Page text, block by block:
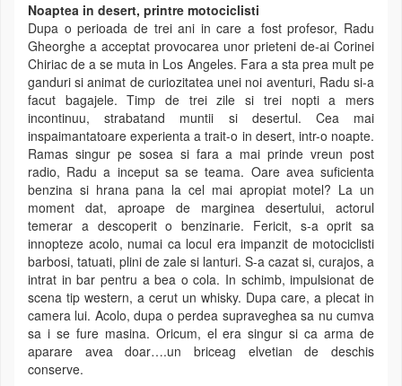
Noaptea in desert, printre motociclisti
Dupa o perioada de trei ani in care a fost profesor, Radu
Gheorghe a acceptat provocarea unor prieteni de-ai Corinei
Chiriac de a se muta in Los Angeles. Fara a sta prea mult pe
ganduri si animat de curiozitatea unei noi aventuri, Radu si-a
facut bagajele. Timp de trei zile si trei nopti a mers
incontinuu, strabatand muntii si desertul. Cea mai
inspaimantatoare experienta a trait-o in desert, intr-o noapte.
Ramas singur pe sosea si fara a mai prinde vreun post
radio, Radu a inceput sa se teama. Oare avea suficienta
benzina si hrana pana la cel mai apropiat motel? La un
moment dat, aproape de marginea desertului, actorul
temerar a descoperit o benzinarie. Fericit, s-a oprit sa
innopteze acolo, numai ca locul era impanzit de motociclisti
barbosi, tatuati, plini de zale si lanturi. S-a cazat si, curajos, a
intrat in bar pentru a bea o cola. In schimb, impulsionat de
scena tip western, a cerut un whisky. Dupa care, a plecat in
camera lui. Acolo, dupa o perdea supraveghea sa nu cumva
sa i se fure masina. Oricum, el era singur si ca arma de
aparare avea doar….un briceag elvetian de deschis
conserve.